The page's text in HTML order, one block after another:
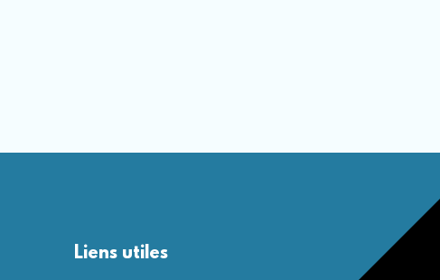
Liens utiles